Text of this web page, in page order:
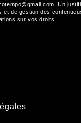
Un
de gestion des
sur vos droits.